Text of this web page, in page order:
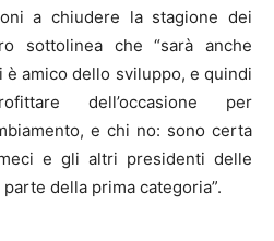
a chiudere la stagione dei
sottolinea che “sarà anche
è amico dello sviluppo, e quindi
dell’occasione per
e chi no: sono certa
e gli altri presidenti delle
della prima categoria”.